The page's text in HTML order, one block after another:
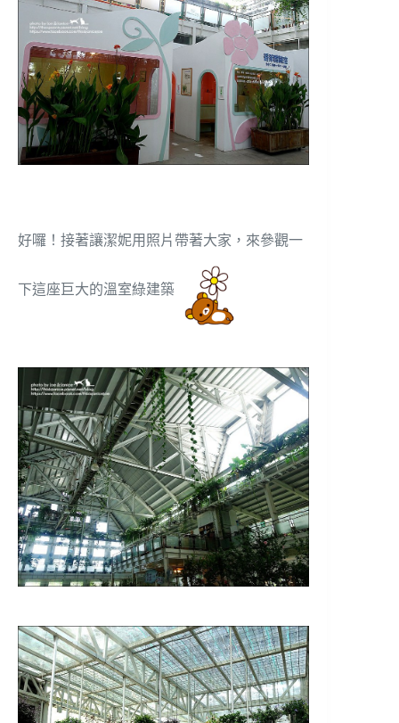
好囉！接著讓潔妮用照片帶著大家，來參觀一
下這座巨大的溫室綠建築